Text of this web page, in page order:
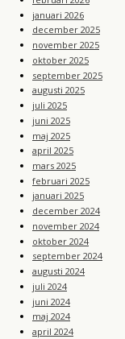
januari 2026
december 2025
november 2025
oktober 2025
september 2025
augusti 2025
juli 2025
juni 2025
maj 2025
april 2025
mars 2025
februari 2025
januari 2025
december 2024
november 2024
oktober 2024
september 2024
augusti 2024
juli 2024
juni 2024
maj 2024
april 2024